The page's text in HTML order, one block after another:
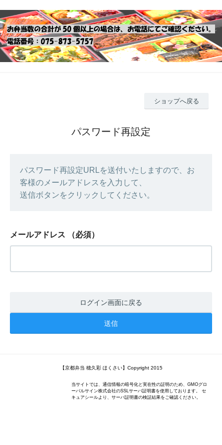
ショップへ戻る
パスワード再設定
パスワード再設定URLを送付いたしますので、お
客様のメールアドレスを入力して、
送信ボタンをクリックしてください。
メールアドレス （必須）
ログイン画面に戻る
【京都弁当 穂久彩 ほくさい】Copyright 2015
当サイトでは、通信情報の暗号化と実在性の証明のため、GMOグロ
ーバルサイン株式会社のSSLサーバ証明書を使用しております。 セ
キュアシールより、サーバ証明書の検証結果をご確認ください。